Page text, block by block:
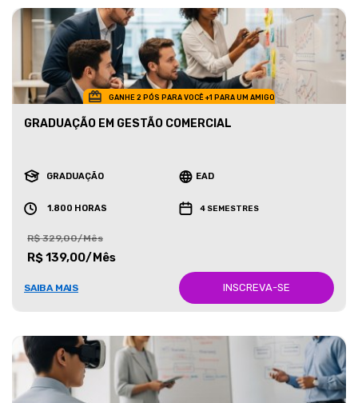
GANHE 2 PÓS PARA VOCÊ +1 PARA UM AMIGO
GRADUAÇÃO EM GESTÃO COMERCIAL
GRADUAÇÃO EAD
1.800 HORAS 4 SEMESTRES
R$ 329,00/Mês
R$ 139,00/Mês
SAIBA MAIS INSCREVA-SE